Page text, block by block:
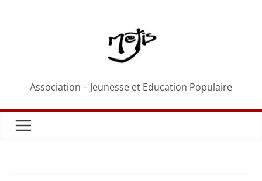
Association – Jeunesse et Education Populaire